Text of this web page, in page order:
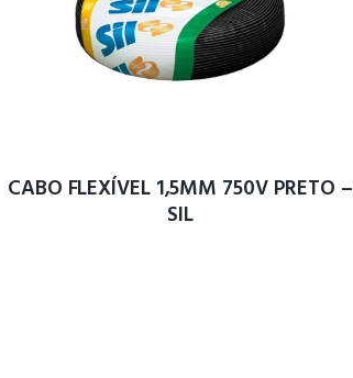
CABO FLEXÍVEL 1,5MM 750V PRETO –
SIL